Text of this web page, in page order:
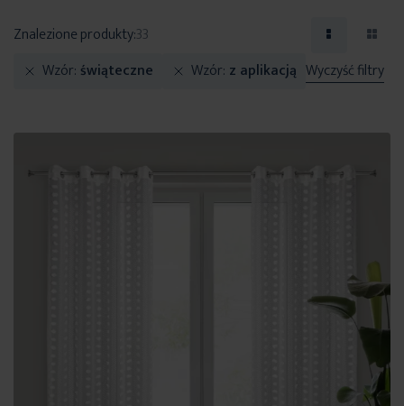
Znalezione produkty:33
Wzór świąteczne Wzór z aplikacją Wyczyść filtry